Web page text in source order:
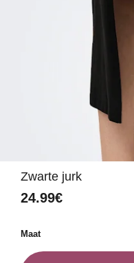
Zwarte jurk
24.99€
Maat